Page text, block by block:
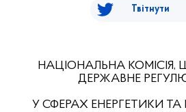
Твітнути
НАЦІОНАЛЬНА
ДЕРЖАВНЕ
У СФЕРАХ ЕНЕРГЕТИКИ